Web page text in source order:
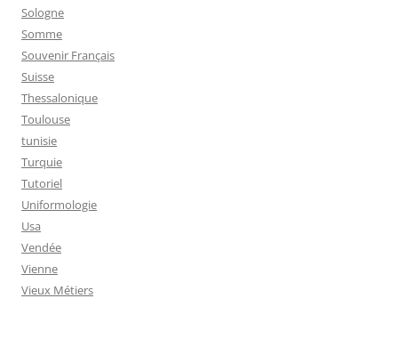
Sologne
Somme
Souvenir Français
Suisse
Thessalonique
Toulouse
tunisie
Turquie
Tutoriel
Uniformologie
Usa
Vendée
Vienne
Vieux Métiers